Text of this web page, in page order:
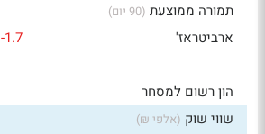
תמורה ממוצעת (90 יום)
ארביטראז'
-1.7
הון רשום למסחר
שווי שוק (אלפי ₪)